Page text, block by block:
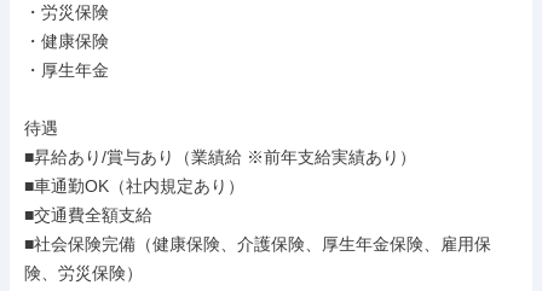
・労災保険
・健康保険
・厚生年金
待遇
■昇給あり/賞与あり（業績給 ※前年支給実績あり）
■車通勤OK（社内規定あり）
■交通費全額支給
■社会保険完備（健康保険、介護保険、厚生年金保険、雇用保
険、労災保険）